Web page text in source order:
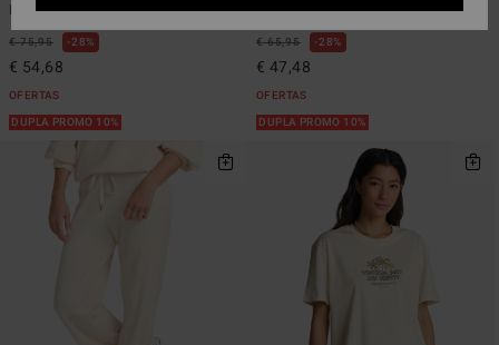
Macacão Preto mulher
€ 75,95 28%
€ 54,68
OFERTAS
DUPLA PROMO 10%
Camisa com botões Preto mulher
€ 65,95 28%
€ 47,48
OFERTAS
DUPLA PROMO 10%